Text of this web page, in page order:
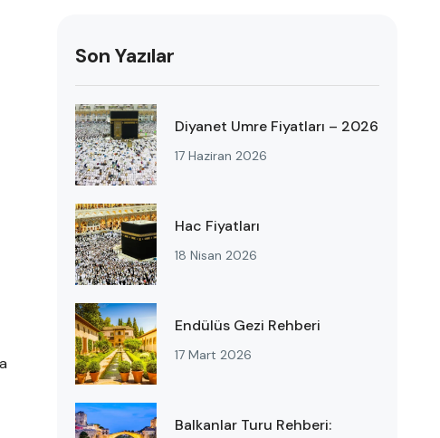
Son Yazılar
Diyanet Umre Fiyatları – 2026
17 Haziran 2026
Hac Fiyatları
18 Nisan 2026
Endülüs Gezi Rehberi
17 Mart 2026
Balkanlar Turu Rehberi: